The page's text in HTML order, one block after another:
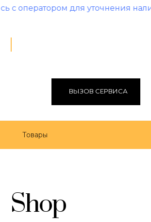
для уточнения наличия и цены!
ВЫЗОВ СЕРВИСА
Товары
Shop